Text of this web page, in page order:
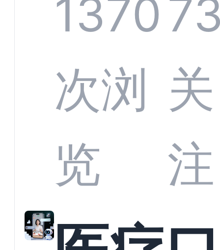
定义行
业标
准？
CRM
何助力
教育机
1370
次浏
览
关
注